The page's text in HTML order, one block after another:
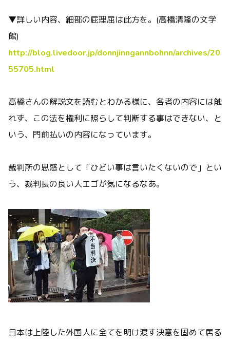
▼詳しい内容、細部の屁理屈は此方を。(高橋清隆の文学
館)
http://blog.livedoor.jp/donnjinngannbohnn/archives/20
55705.html
高橋さんの解説文を読むとわかる様に、各者の内容には触
れず、この法を権利に照らして判断する事はできない、と
いう、門前払いの内容になっています。
裁判所の思惑として「ひどい事は言いたくないので」とい
う、裁判長の良い人エゴが気になるなあ。
日本は上陸した外国人に全てを明け渡す決意を固めて居る